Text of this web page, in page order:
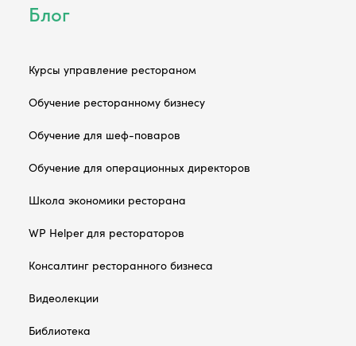
Блог
Курсы управление рестораном
Обучение ресторанному бизнесу
Обучение для шеф-поваров
Обучение для операционных директоров
Школа экономики ресторана
WP Helper для рестораторов
Консалтинг ресторанного бизнеса
Видеолекции
Библиотека